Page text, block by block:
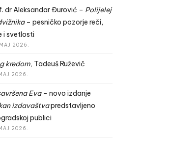
dr Aleksandar Đurović – Polijelej
– pesničko pozorje reči,
i svetlosti
2026.
kredom, Tadeuš Ruževič
2026.
Eva– novo izdanje
izdavaštvapredstavljeno
publici
2026.